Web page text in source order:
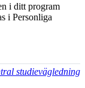
i ditt program
i Personliga
studievägledning